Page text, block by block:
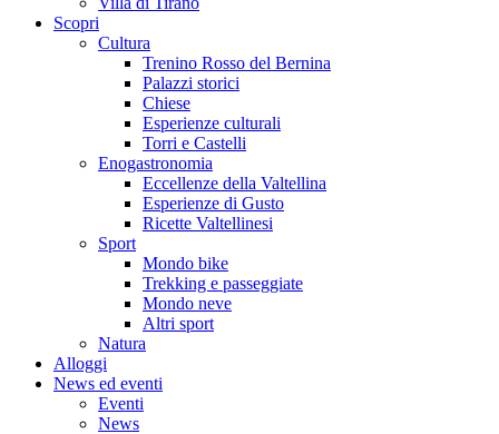
Scopri
Cultura
Trenino Rosso del Bernina
Palazzi storici
Chiese
Esperienze culturali
Torri e Castelli
Enogastronomia
Eccellenze della Valtellina
Esperienze di Gusto
Ricette Valtellinesi
Sport
Mondo bike
Trekking e passeggiate
Mondo neve
Altri sport
Natura
Alloggi
News ed eventi
Eventi
News